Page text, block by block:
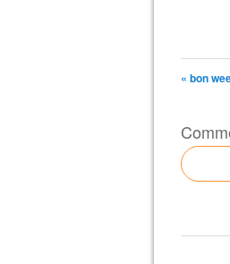
« bon